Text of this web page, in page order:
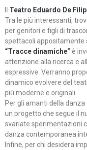
Teatro Eduardo De
Tra le più interessanti,
per genitori e figli di
spettacoli appositamente
“Tracce dinamiche” è
attenzione alla ricerca e
espressive. Verranno
dinamico evolvere del
più moderne e originali
Per gli amanti della danza
un progetto che segue il
svariate sperimentazioni
danza contemporanea
Infine, per chi desidera